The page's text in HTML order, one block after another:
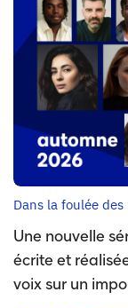
Dans la foulée
Une nouvelle
écrite et
voix sur un